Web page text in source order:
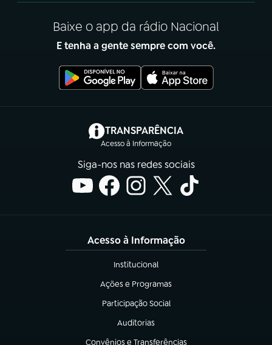
Baixe o app da rádio Nacional
E tenha a gente sempre com você.
TRANSPARÊNCIA
Acesso à Informação
(abre em nova aba)
Siga-nos nas redes sociais
Acesso à Informação
Institucional
(abre em nova aba)
Ações e Programas
(abre em nova aba)
Participação Social
(abre em nova aba)
Auditorias
(abre em nova aba)
Convênios e Transferências